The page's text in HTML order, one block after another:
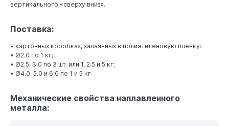
вертикального «сверху вниз».
Поставка:
в картонных коробках, запаянных в полиэтиленовую пленку:
• Ø2.0 по 1 кг;
• Ø2.5, 3.0 по 3 шт. или 1, 2.5 и 5 кг;
• Ø4.0, 5.0 и 6.0 по 1 и 5 кг
Механические свойства наплавленного
металла: